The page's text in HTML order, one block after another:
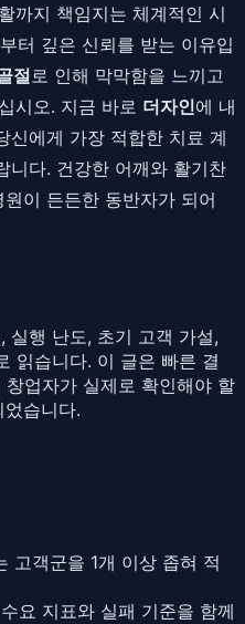
까지 책임지는 체계적인 시
터 깊은 신뢰를 받는 이유입
절 로 인해 막막함을 느끼고
시오. 지금 바로 더자인에 내
신에게 가장 적합한 치료 계
니다. 건강한 어깨와 활기찬
이 든든한 동반자가 되어
실행 난도, 초기 고객 가설,
읽습니다. 이 글은 빠른 결
업자가 실제로 확인해야 할
습니다.
고객군을 1개 이상 좁혀 적
요 지표와 실패 기준을 함께